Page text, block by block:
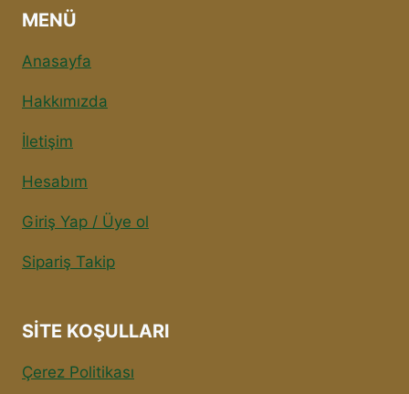
MENÜ
Anasayfa
Hakkımızda
İletişim
Hesabım
Giriş Yap / Üye ol
Sipariş Takip
SITE KOŞULLARI
Çerez Politikası